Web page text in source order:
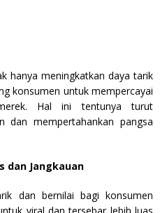
hanya meningkatkan daya tarik
konsumen untuk mempercayai
Hal ini tentunya turut
dan mempertahankan pangsa
dan Jangkauan
dan bernilai bagi konsumen